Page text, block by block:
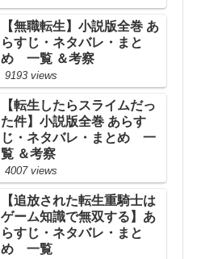
【無職転生】小説版全巻 あ
らすじ・ネタバレ・まと
め 一覧 ＆考察
9193 views
【転生したらスライムだっ
た件】小説版全巻 あらす
じ・ネタバレ・まとめ 一
覧 ＆考察
4007 views
【追放された転生重騎士は
ゲーム知識で無双する】あ
らすじ・ネタバレ・まと
め 一覧